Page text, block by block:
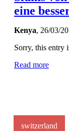
eine
Kenya, 26/03/
Sorry, this entry
Read more
switzerland